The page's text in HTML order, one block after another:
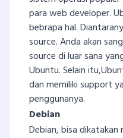
para web developer.
bebrapa hal.
source. Anda akan
source di luar sana
Ubuntu. Selain
dan memiliki support
penggunanya.
Debian
Debian, bisa dikatakan